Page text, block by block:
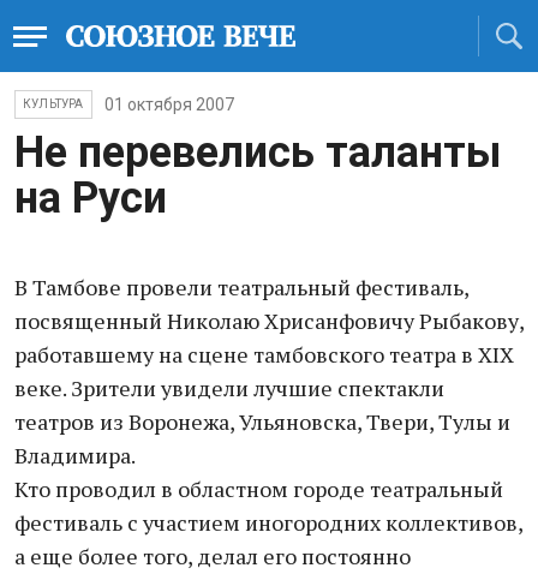
КУЛЬТУРА 01 октября 2007
Не перевелись таланты
на Руси
В Тамбове провели театральный фестиваль,
посвященный Николаю Хрисанфовичу Рыбакову,
работавшему на сцене тамбовского театра в ХIХ
веке. Зрители увидели лучшие спектакли
театров из Воронежа, Ульяновска, Твери, Тулы и
Владимира.
Кто проводил в областном городе театральный
фестиваль с участием иногородних коллективов,
а еще более того, делал его постоянно